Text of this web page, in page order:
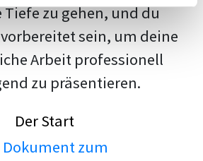
zu gehen, und du
sein, um deine
Arbeit professionell
zu präsentieren.
Der Start
zum